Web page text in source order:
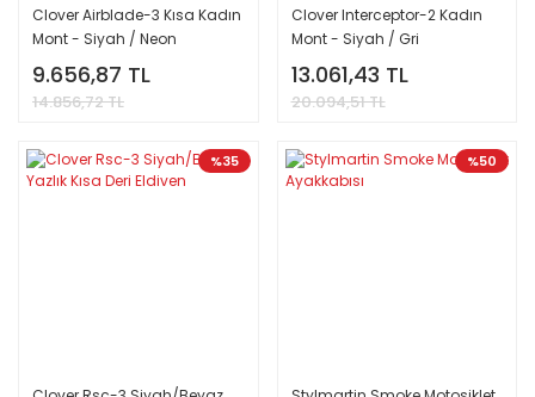
Clover Airblade-3 Kısa Kadın
Mont - Siyah / Neon
9.656,87 TL
14.856,72 TL
Clover Interceptor-2 Kadın
Mont - Siyah / Gri
13.061,43 TL
20.094,51 TL
%35 %50